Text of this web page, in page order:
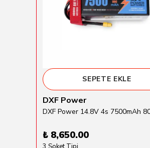
SEPETE EKLE
DXF Power
₺ 8,650.00